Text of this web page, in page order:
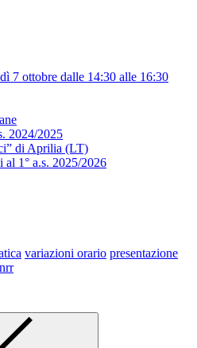
7 ottobre dalle 14:30 alle 16:30
2024/2025
di Aprilia (LT)
al 1° a.s. 2025/2026
variazioni orario presentazione